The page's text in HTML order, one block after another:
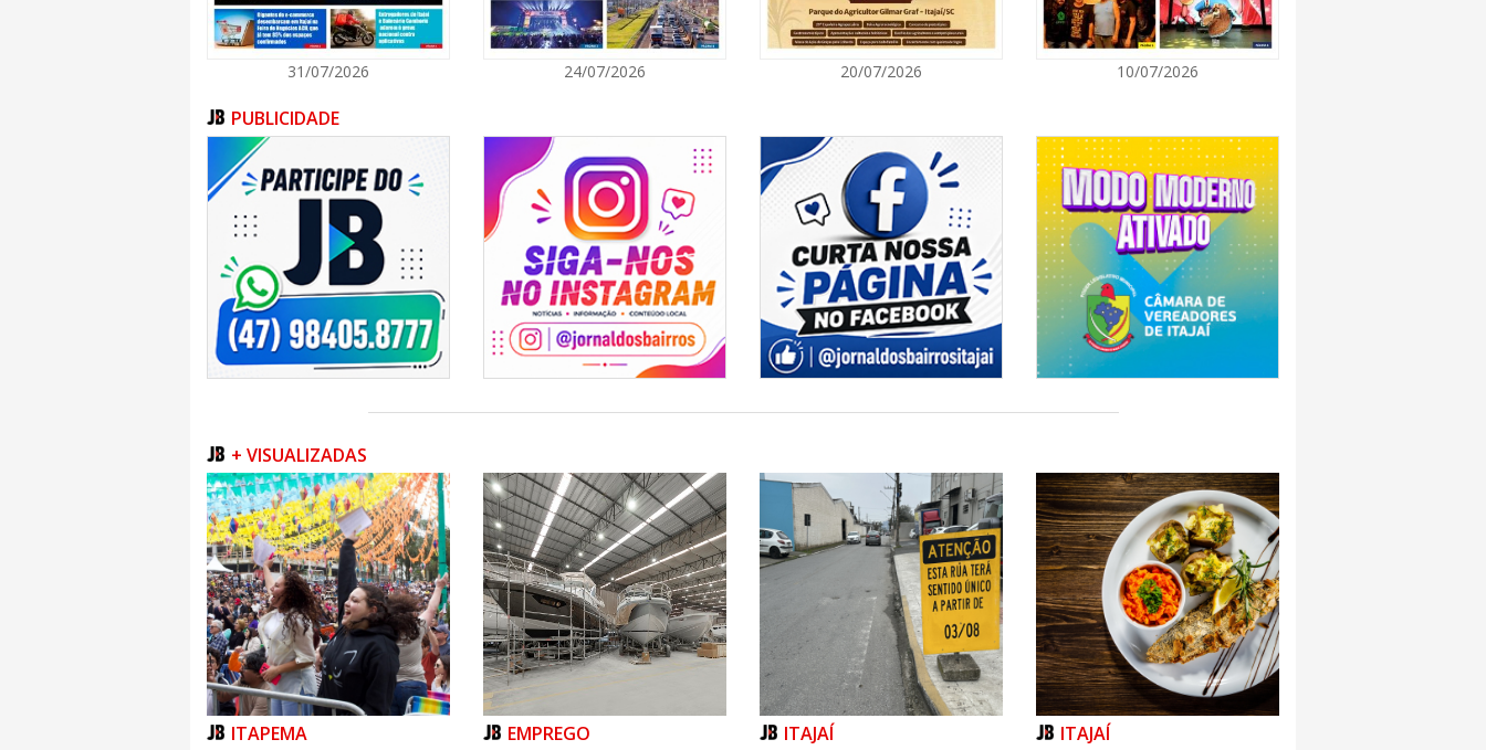
BALNEÁRIO CAMBORIÚ
06/08/2026 | 07:00
CAMBORIÚ
06/08/2026 | 07:00
Camboriú: exposição de arte transforma o Paço Municipal
em um espaço de cultura
31/07/2026 24/07/2026 20/07/2026 10/07/2026
PUBLICIDADE
+ VISUALIZADAS
ITAPEMA EMPREGO ITAJAÍ ITAJAÍ